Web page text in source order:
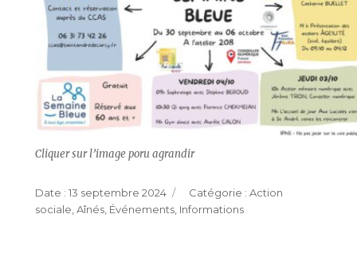
Cliquer sur l’image poru agrandir
Publié
le
13 septembre 2024 Catégories
Action
sociale,Aînés, Événements, Informations